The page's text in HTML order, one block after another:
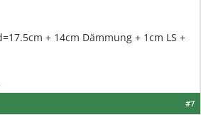
+ 14cm Dämmung + 1cm LS +
#7